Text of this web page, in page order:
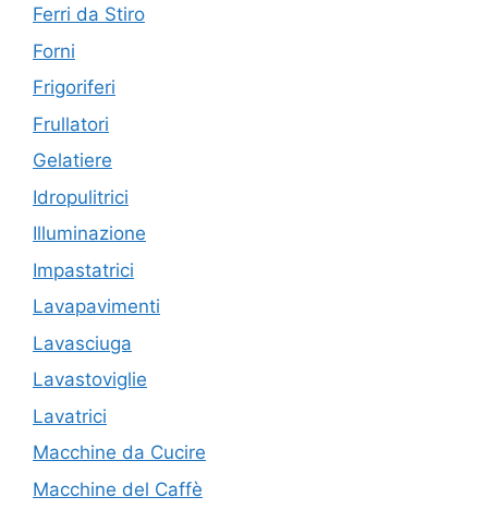
Ferri da Stiro
Forni
Frigoriferi
Frullatori
Gelatiere
Idropulitrici
Illuminazione
Impastatrici
Lavapavimenti
Lavasciuga
Lavastoviglie
Lavatrici
Macchine da Cucire
Macchine del Caffè